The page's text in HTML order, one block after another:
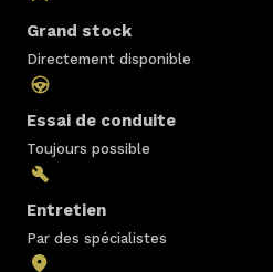
Grand stock
Directement disponible
Essai de conduite
Toujours possible
Entretien
Par des spécialistes